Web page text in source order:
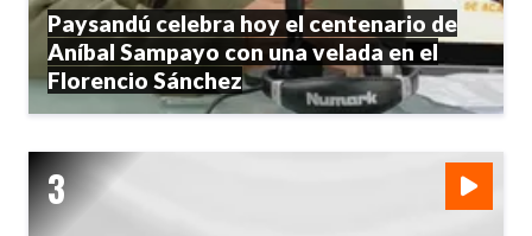
Paysandú celebra hoy el centenario de
Aníbal Sampayo con una velada en el
Florencio Sánchez